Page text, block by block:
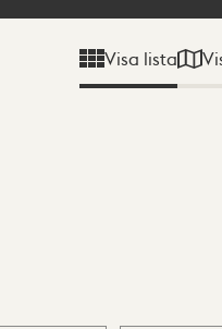
Visa lista